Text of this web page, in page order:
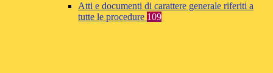
Atti e documenti di carattere generale riferiti a
tutte le procedure 109